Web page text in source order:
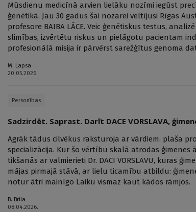
Mūsdienu medicīnā arvien lielāku nozīmi iegūst
ģenētikā. Jau 30 gadus šai nozarei veltījusi Rīgas
profesore BAIBA LĀCE. Veic ģenētiskus testus,
slimības, izvērtētu riskus un pielāgotu pacientam
profesionālā misija ir pārvērst sarežģītus genoma
M. Lapsa
20.05.2026.
Personības
Sadzirdēt. Saprast. Darīt DACE VORSLAVA,
Agrāk tādus cilvēkus raksturoja ar vārdiem: plaša
specializācija. Kur šo vērtību skalā atrodas ģimenes
tikšanās ar valmierieti Dr. DACI VORSLAVU, kuras
mājas pirmajā stāvā, ar lielu ticamību atbildu:
notur ātri mainīgo Laiku vismaz kaut kādos rāmjos.
B. Brila
08.04.2026.